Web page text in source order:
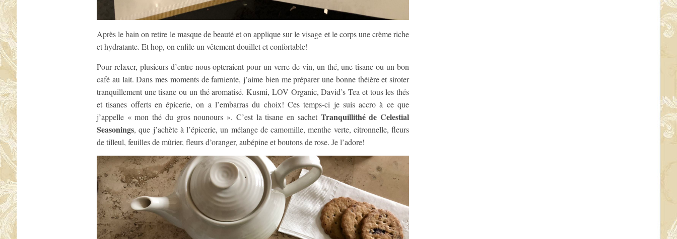
Après le bain on retire le masque de beauté et on applique sur le visage et le corps une crème riche
et hydratante. Et hop, on enfile un vêtement douillet et confortable!
Pour relaxer, plusieurs d’entre nous opteraient pour un verre de vin, un thé, une tisane ou un bon
café au lait. Dans mes moments de farniente, j’aime bien me préparer une bonne théière et siroter
tranquillement une tisane ou un thé aromatisé. Kusmi, LOV Organic, David’s Tea et tous les thés
et tisanes offerts en épicerie, on a l’embarras du choix! Ces temps-ci je suis accro à ce que
j’appelle « mon thé du gros nounours ». C’est la tisane en sachet Tranquillithé de Celestial
Seasonings, que j’achète à l’épicerie, un mélange de camomille, menthe verte, citronnelle, fleurs
de tilleul, feuilles de mûrier, fleurs d’oranger, aubépine et boutons de rose. Je l’adore!